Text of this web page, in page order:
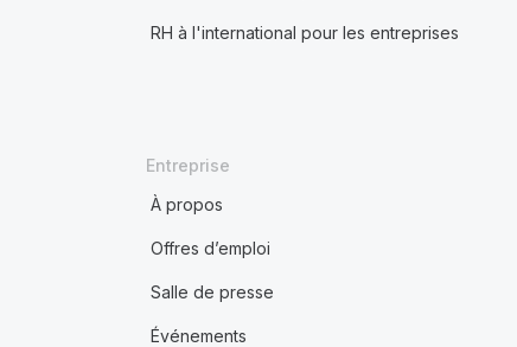
RH à l'international pour les entreprises
Entreprise
À propos
Offres d’emploi
Salle de presse
Événements